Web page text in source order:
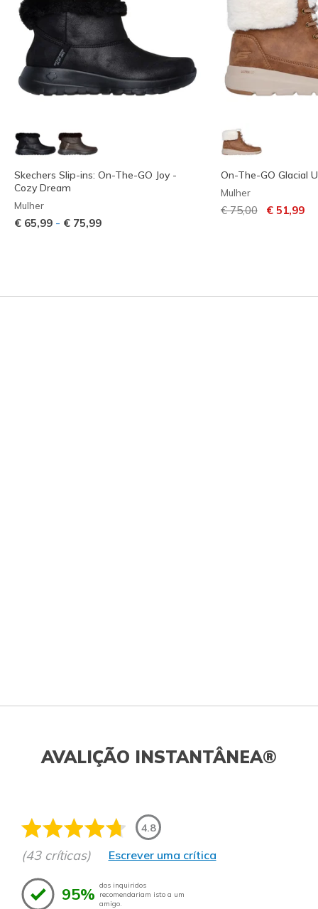
Skechers Slip-ins: On-The-GO Joy -
Cozy Dream
Mulher
€ 65,99 - € 75,99
On-The-GO Glacial
Mulher
Preço com
€ 75,00para
€ 51,99
AVALIÇÃO INSTANTÂNEA®
4.8
(43 críticas) Escrever uma crítica
95% dos inquiridos
recomendariam isto a um
amigo.